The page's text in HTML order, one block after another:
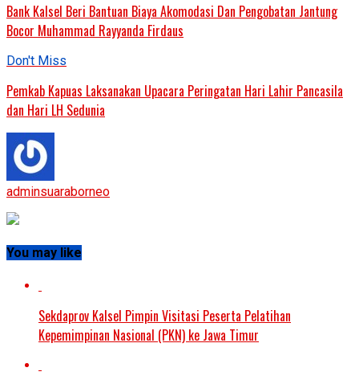
Bank Kalsel Beri Bantuan Biaya Akomodasi Dan Pengobatan Jantung
Bocor Muhammad Rayyanda Firdaus
Don't Miss
Pemkab Kapuas Laksanakan Upacara Peringatan Hari Lahir Pancasila
dan Hari LH Sedunia
adminsuaraborneo
You may like
Sekdaprov Kalsel Pimpin Visitasi Peserta Pelatihan
Kepemimpinan Nasional (PKN) ke Jawa Timur